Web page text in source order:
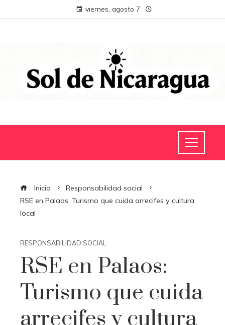
viernes, agosto 7
Inicio
Responsabilidad social
RSE en Palaos: Turismo que cuida arrecifes y cultura
local
RESPONSABILIDAD SOCIAL
RSE en Palaos:
Turismo que cuida
arrecifes y cultura